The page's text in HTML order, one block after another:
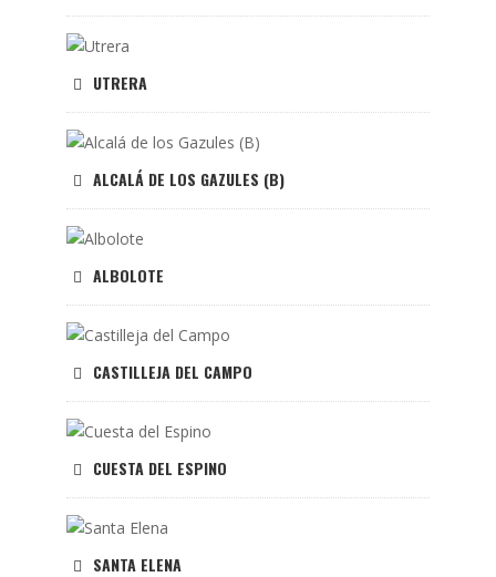
UTRERA
ALCALÁ DE LOS GAZULES (B)
ALBOLOTE
CASTILLEJA DEL CAMPO
CUESTA DEL ESPINO
SANTA ELENA